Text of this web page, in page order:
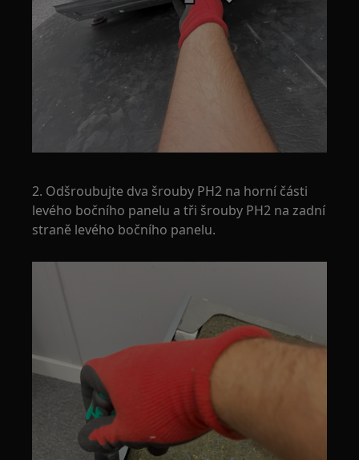
2. Odšroubujte dva šrouby PH2 na horní části
levého bočního panelu a tři šrouby PH2 na zadní
straně levého bočního panelu.